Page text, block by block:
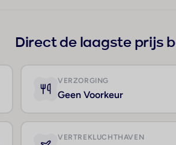
Direct de laagste prijs
VERZORGING
Geen Voorkeur
VERTREKLUCHTHAVEN